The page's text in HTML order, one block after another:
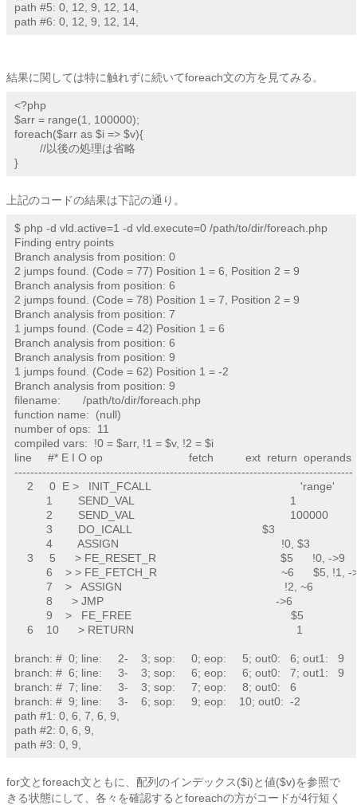
path #5: 0, 12, 9, 12, 14,
path #6: 0, 12, 9, 12, 14,
結果に関しては特に触れずに続いてforeach文の方を見てみる。
<?php
$arr = range(1, 100000);
foreach($arr as $i => $v){
        //以後の処理は省略
}
上記のコードの結果は下記の通り。
$ php -d vld.active=1 -d vld.execute=0 /path/to/dir/foreach.php
Finding entry points
Branch analysis from position: 0
2 jumps found. (Code = 77) Position 1 = 6, Position 2 = 9
Branch analysis from position: 6
2 jumps found. (Code = 78) Position 1 = 7, Position 2 = 9
Branch analysis from position: 7
1 jumps found. (Code = 42) Position 1 = 6
Branch analysis from position: 6
Branch analysis from position: 9
1 jumps found. (Code = 62) Position 1 = -2
Branch analysis from position: 9
filename:       /path/to/dir/foreach.php
function name:  (null)
number of ops:  11
compiled vars:  !0 = $arr, !1 = $v, !2 = $i
line     #* E I O op                           fetch          ext  return  operands
-------------------------------------------------------------------------------------
    2     0  E >   INIT_FCALL                                               'range'
          1        SEND_VAL                                                 1
          2        SEND_VAL                                                 100000
          3        DO_ICALL                                         $3
          4        ASSIGN                                                   !0, $3
    3     5      > FE_RESET_R                                       $5      !0, ->9
6    > > FE_FETCH_R                                       ~6      $5, !1,
          7    >   ASSIGN                                                   !2, ~6
          8      > JMP                                                      ->6
          9    >   FE_FREE                                                  $5
    6    10      > RETURN                                                   1
branch: #  0; line:     2-    3; sop:     0; eop:     5; out0:   6; out1:   9
branch: #  6; line:     3-    3; sop:     6; eop:     6; out0:   7; out1:   9
branch: #  7; line:     3-    3; sop:     7; eop:     8; out0:   6
branch: #  9; line:     3-    6; sop:     9; eop:    10; out0:  -2
path #1: 0, 6, 7, 6, 9,
path #2: 0, 6, 9,
path #3: 0, 9,
for文とforeach文ともに、配列のインデックス($i)と値($v)を参照で
きる状態にして、各々を確認するとforeachの方がコードが4行短く